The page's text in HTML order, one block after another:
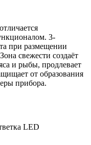
3-
при размещении
свежести создаёт
и рыбы, продлевает
от образования
прибора.
LED